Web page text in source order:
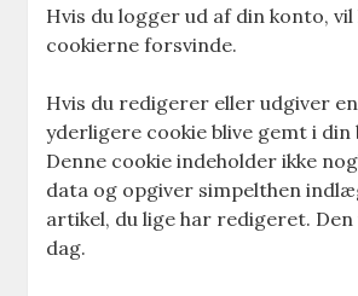
Hvis du logger ud af din konto,
cookierne forsvinde.
Hvis du redigerer eller udgiver
yderligere cookie blive gemt i din
Denne cookie indeholder ikke
data og opgiver simpelthen
artikel, du lige har redigeret.
dag.